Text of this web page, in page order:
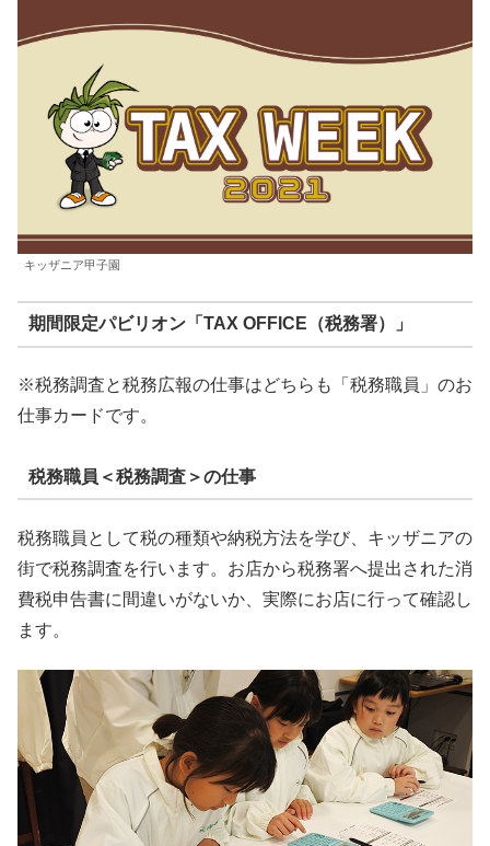
キッザニア甲子園
期間限定パビリオン「TAX OFFICE（税務署）」
※税務調査と税務広報の仕事はどちらも「税務職員」のお
仕事カードです。
税務職員＜税務調査＞の仕事
税務職員として税の種類や納税方法を学び、キッザニアの
街で税務調査を行います。お店から税務署へ提出された消
費税申告書に間違いがないか、実際にお店に行って確認し
ます。